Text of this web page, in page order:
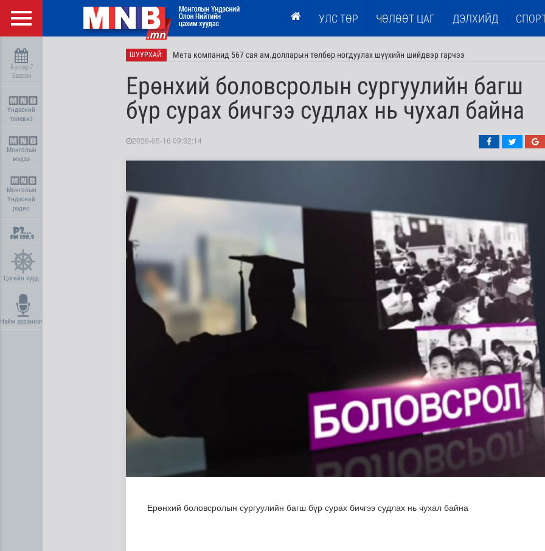
УЛС ТӨР ЧӨЛӨӨТ ЦАГ ДЭЛХИЙД
8-р сар 7
Баасан
Үндэсний
телевиз
Монголын
мэдээ
Монголын
Үндэсний
радио
Цагийн хүрд
Найм арваннэг
ШУУРХАЙ: Мета компанид 567 сая ам.долларын төлбөр ногдуулах шүүхийн шийдвэр гарчээ
Ерөнхий боловсролын сургуулийн багш
бүр сурах бичгээ судлах нь чухал байна
2026-05-16 09:32:14
Ерөнхий боловсролын сургуулийн багш бүр сурах бичгээ судлах нь чухал байна